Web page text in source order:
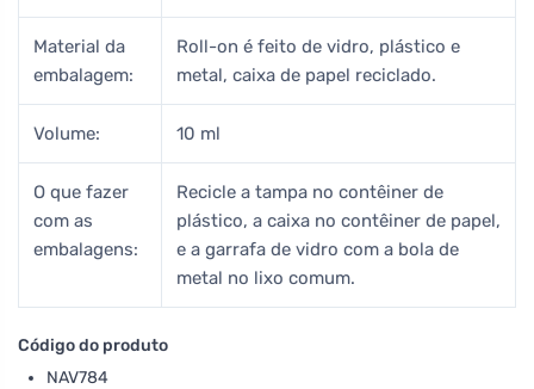
Material da
embalagem:
Roll-on é feito de vidro, plástico e
metal, caixa de papel reciclado.
Volume: 10 ml
O que fazer
com as
embalagens:
Recicle a tampa no contêiner de
plástico, a caixa no contêiner de papel,
e a garrafa de vidro com a bola de
metal no lixo comum.
Código do produto
NAV784